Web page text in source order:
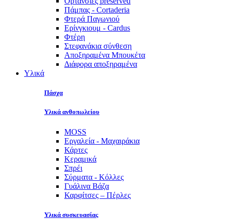
Πάμπας - Cortaderia
Φτερά Παγωνιού
Ερίνγκιουμ - Cardus
Φτέρη
Στεφανάκια σύνθεση
Αποξηραμένα Μπουκέτα
Διάφορα αποξηραμένα
Υλικά
Πάσχα
Υλικά ανθοπωλείου
MOSS
Εργαλεία - Μαχαιράκια
Κάρτες
Κεραμικά
Σπρέι
Σύρματα - Κόλλες
Γυάλινα Βάζα
Καρφίτσες – Πέρλες
Υλικά συσκευασίας